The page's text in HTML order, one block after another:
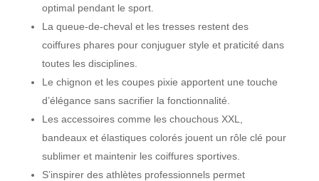
optimal pendant le sport.
La queue-de-cheval et les tresses restent des
coiffures phares pour conjuguer style et praticité dans
toutes les disciplines.
Le chignon et les coupes pixie apportent une touche
d’élégance sans sacrifier la fonctionnalité.
Les accessoires comme les chouchous XXL,
bandeaux et élastiques colorés jouent un rôle clé pour
sublimer et maintenir les coiffures sportives.
S’inspirer des athlètes professionnels permet